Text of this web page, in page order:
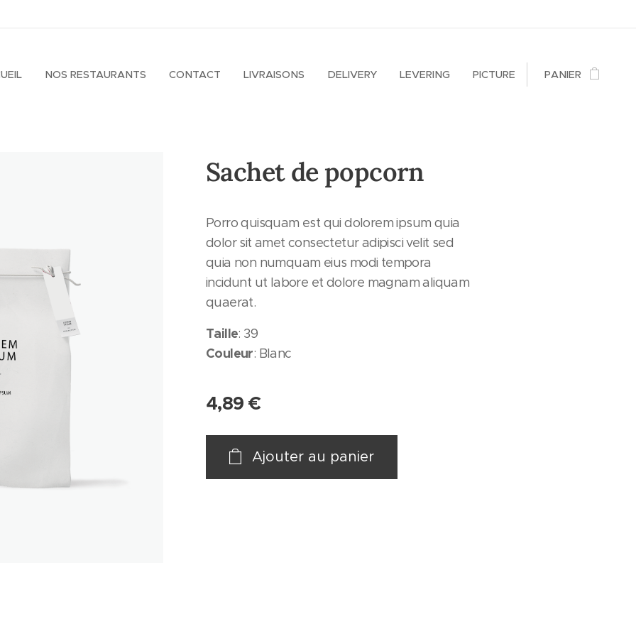
NOS RESTAURANTS CONTACT LIVRAISONS DELIVERY LEVERING PICTURE PANIER
Sachet de popcorn
Porro quisquam est qui dolorem ipsum quia
dolor sit amet consectetur adipisci velit sed
quia non numquam eius modi tempora
incidunt ut labore et dolore magnam aliquam
quaerat.
Taille: 39
Couleur: Blanc
4,89 €
Ajouter au panier